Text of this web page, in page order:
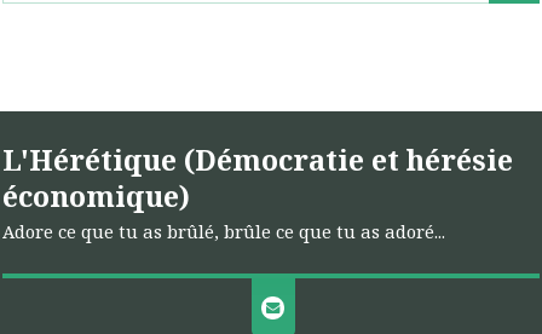
L'Hérétique (Démocratie et hérésie
économique)
Adore ce que tu as brûlé, brûle ce que tu as adoré...